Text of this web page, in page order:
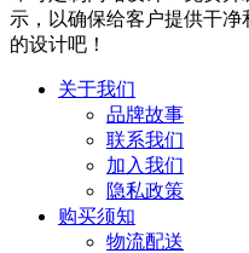
示，以确保给客户提供干
的设计吧！
关于我们
品牌故事
联系我们
加入我们
隐私政策
购买须知
物流配送